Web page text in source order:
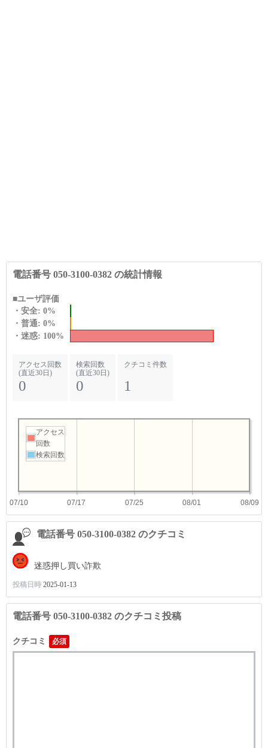
電話番号 050-3100-0382 の統計情報
■ユーザ評価
・安全: 0%
・普通: 0%
・迷惑: 100%
アクセス回数
(直近30日)
0
検索回数
(直近30日)
0
クチコミ件数
1
07/10 07/17 07/25 08/01 08/09
アクセス
回数
検索回数
電話番号 050-3100-0382 のクチコミ
迷惑押し買い詐欺
投稿日時 2025-01-13
電話番号 050-3100-0382 のクチコミ投稿
クチコミ